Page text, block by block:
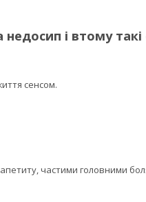
і втому
сенсом.
частими головними